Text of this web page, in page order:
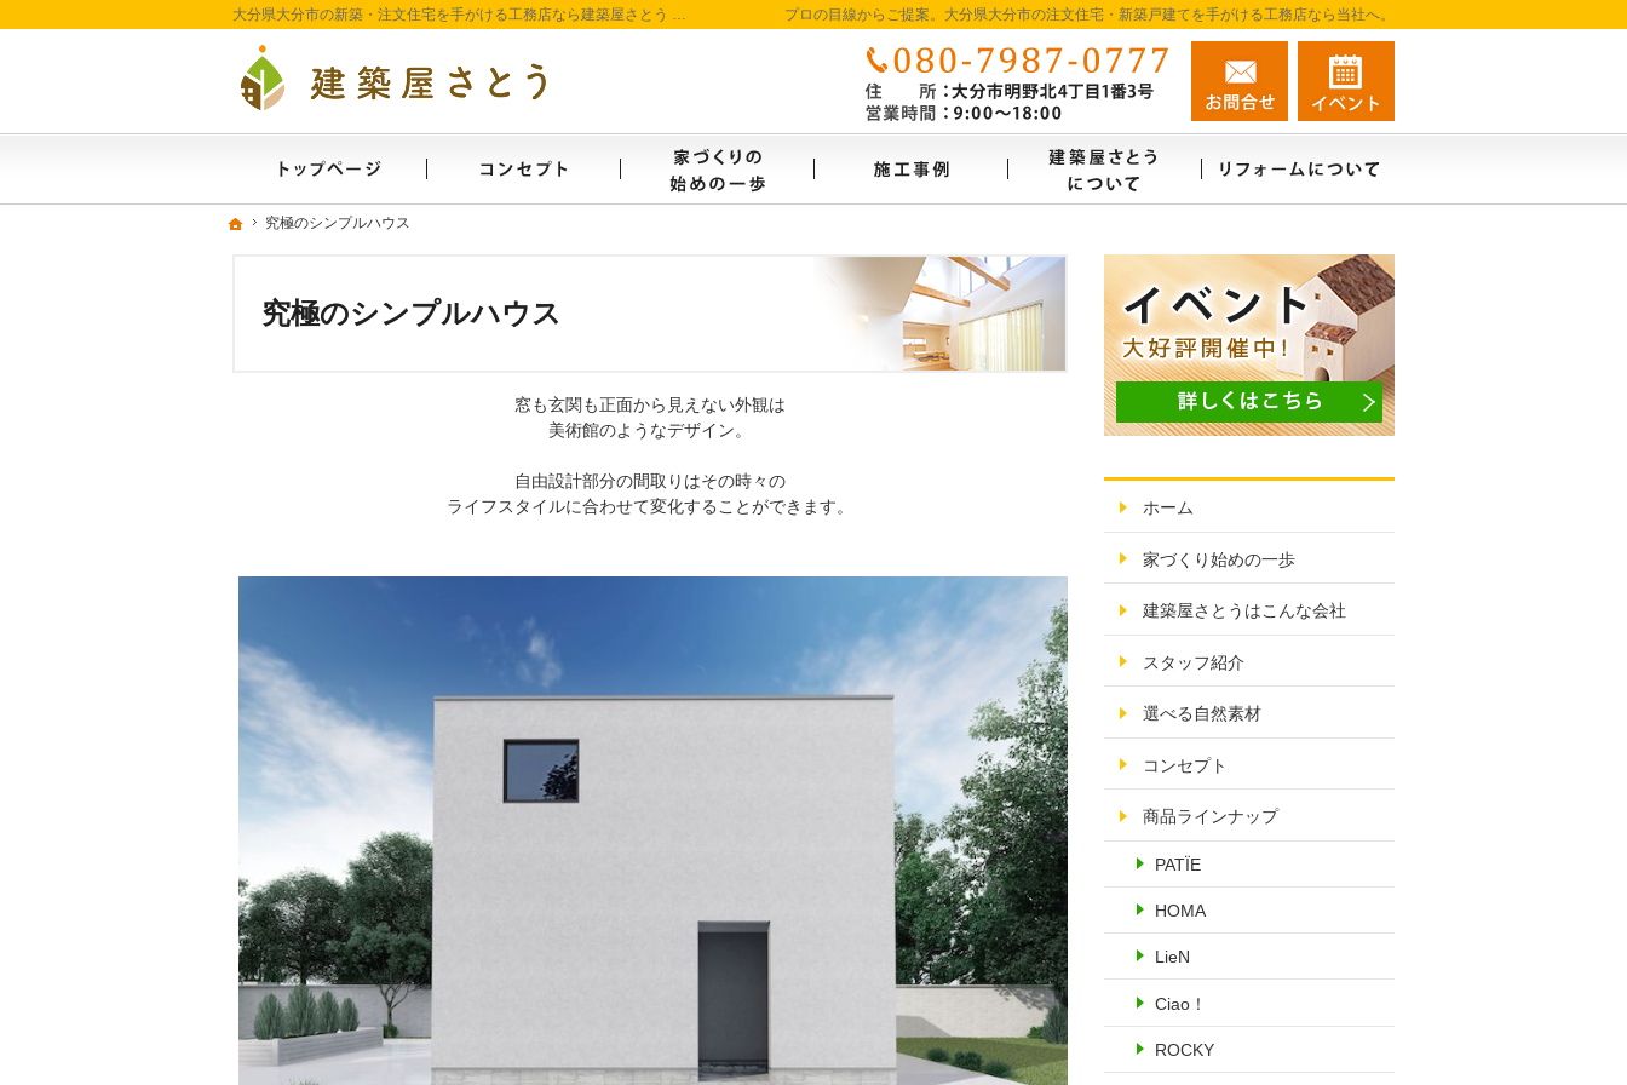
ホーム
究極のシンプルハウス
究極のシンプルハウス
プロの目線からご提案。大分県大分市の注文住宅・新築戸建てを手がける工務店なら当社へ。
大分県大分市の新築・注文住宅を手がける工務店なら建築屋さとう 本物の自然素材を使った、わくわくのビュッフェ形式の家づくり
究極のシンプルハウス
窓も玄関も正面から見えない外観は
美術館のようなデザイン。
自由設計部分の間取りはその時々の
ライフスタイルに合わせて変化することができます。
ホーム
家づくり始めの一歩
建築屋さとうはこんな会社
スタッフ紹介
選べる自然素材
コンセプト
商品ラインナップ
PATÏE
HOMA
LieN
Ciao！
ROCKY
080-7987-0777
営業時間9:00～18:00 定休日：不定休
ホーム
究極のシンプルハウス